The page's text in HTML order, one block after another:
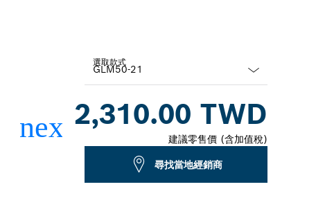
選取款式
closed
2,310.00 TWD
建議零售價 (含加值稅)
尋找當地經銷商